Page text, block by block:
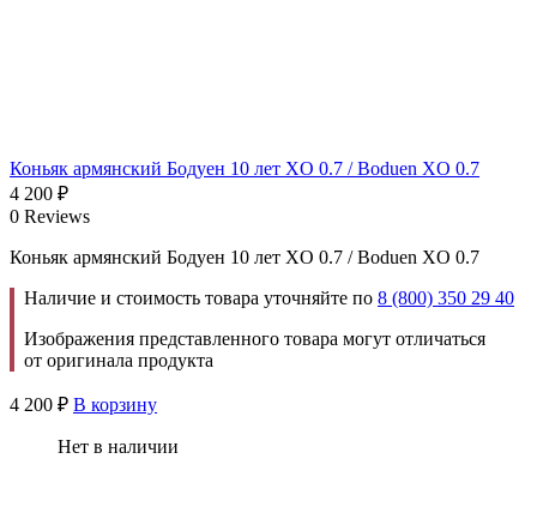
Коньяк армянский Бодуен 10 лет XO 0.7 / Boduen XO 0.7
4 200 ₽
0 Reviews
Коньяк армянский Бодуен 10 лет XO 0.7 / Boduen XO 0.7
Наличие и стоимость товара уточняйте по 8 (800) 350 29 40
Изображения представленного товара могут отличаться
от оригинала продукта
4 200 ₽ В корзину
Нет в наличии